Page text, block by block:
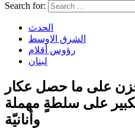
Search for:
الحدث
الشرق الاوسط
رؤوس أقلام
لبنان
على ما حصل عكار
على سلطةٍ مهملة
وأنانيّة